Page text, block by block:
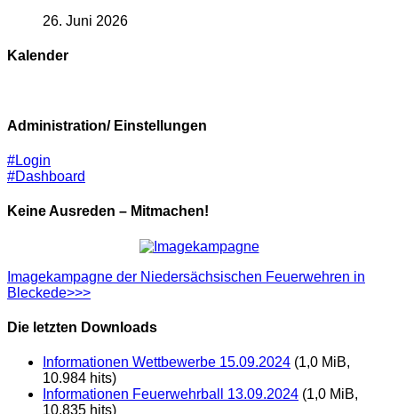
26. Juni 2026
Kalender
Administration/ Einstellungen
#Login
#Dashboard
Keine Ausreden – Mitmachen!
Imagekampagne der Niedersächsischen Feuerwehren in
Bleckede>>>
Die letzten Downloads
Informationen Wettbewerbe 15.09.2024 (1,0 MiB,
10.984 hits)
Informationen Feuerwehrball 13.09.2024 (1,0 MiB,
10.835 hits)